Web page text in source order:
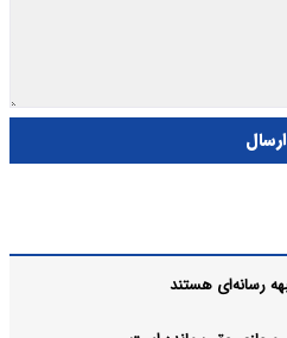
ارسال
رسانه‌ای هستند